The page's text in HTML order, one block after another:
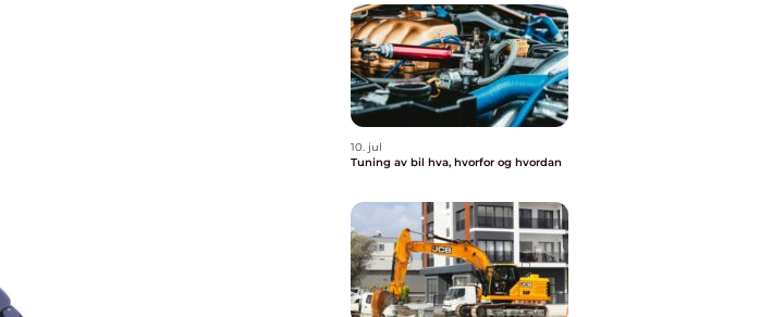
10. jul
Tuning av bil hva, hvorfor og hvordan